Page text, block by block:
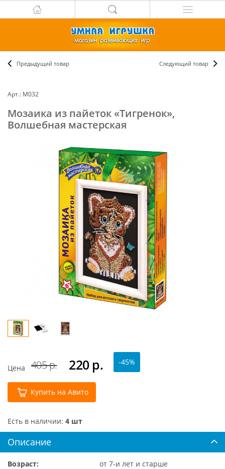
Предыдущий товар Следующий товар
Арт.: М032
Мозаика из пайеток «Тигренок»,
Волшебная мастерская
Цена 405 р. 220 р. -45%
Купить на Авито
Есть в наличии: 4 шт
Описание
Возраст: от 7-и лет и старше